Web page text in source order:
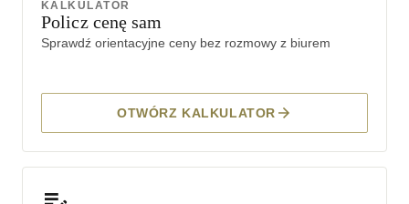
KALKULATOR
Policz cenę sam
Sprawdź orientacyjne ceny bez rozmowy z biurem
OTWÓRZ KALKULATOR